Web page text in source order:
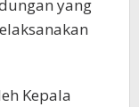
yang
Kepala